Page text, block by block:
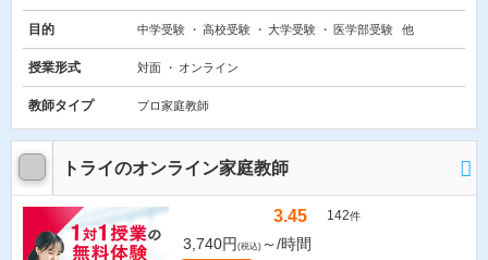
目的 中学受験 高校受験 大学受験 医学部受験 他
授業形式 対面 オンライン
教師タイプ プロ家庭教師
トライのオンライン家庭教師
3.45 142件
3,740円 (税込) ～/時間